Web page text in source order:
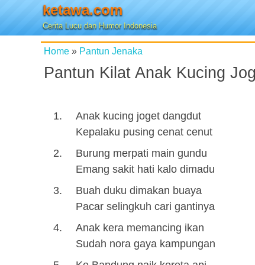
ketawa.com
Cerita Lucu dan Humor Indonesia
Home » Pantun Jenaka
Pantun Kilat Anak Kucing
Anak kucing joget dangdut
Kepalaku pusing cenat cenut
Burung merpati main gundu
Emang sakit hati kalo dimadu
Buah duku dimakan buaya
Pacar selingkuh cari gantinya
Anak kera memancing ikan
Sudah nora gaya kampungan